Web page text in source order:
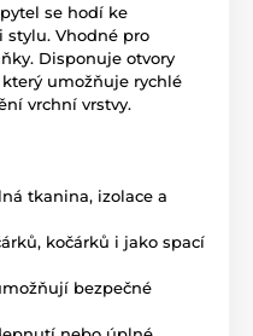
se hodí ke
stylu. Vhodné pro
Disponuje otvory
umožňuje rychlé
vrchní vrstvy.
tkanina, izolace a
kočárků i jako spací
bezpečné